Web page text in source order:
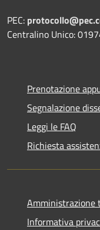
PEC:
Centralino Unico:
Prenotazione
Segnalazione
Leggi le FAQ
Richiesta
Amministrazione
Informativa